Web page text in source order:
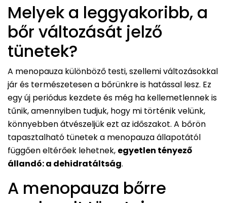
Melyek a leggyakoribb, a
bőr változását jelző
tünetek?
A menopauza különböző testi, szellemi változásokkal
jár és természetesen a bőrünkre is hatással lesz. Ez
egy új periódus kezdete és még ha kellemetlennek is
tűnik, amennyiben tudjuk, hogy mi történik velünk,
könnyebben átvészeljük ezt az időszakot. A bőrön
tapasztalható tünetek a menopauza állapotától
függően eltérőek lehetnek, egyetlen tényező
állandó: a dehidratáltság.
A menopauza bőrre